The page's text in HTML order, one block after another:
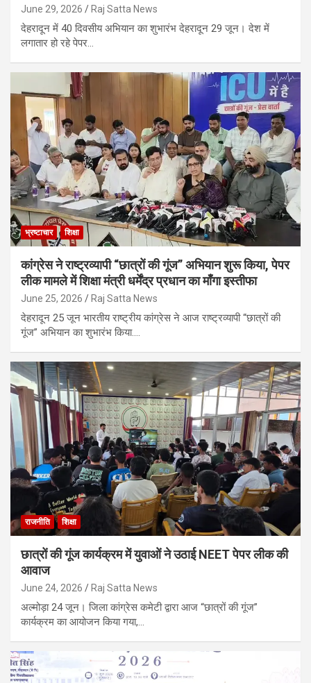
June 29, 2026 Raj Satta News
देहरादून में 40 दिवसीय अभियान का शुभारंभ देहरादून 29 जून। देश में
लगातार हो रहे पेपर…
भ्रष्टाचार शिक्षा
कांग्रेस ने राष्ट्रव्यापी “छात्रों की गूंज” अभियान शुरू किया, पेपर
लीक मामले में शिक्षा मंत्री धर्मेंद्र प्रधान का माँगा इस्तीफा
June 25, 2026 Raj Satta News
देहरादून 25 जून भारतीय राष्ट्रीय कांग्रेस ने आज राष्ट्रव्यापी “छात्रों की
गूंज” अभियान का शुभारंभ किया.…
राजनीति शिक्षा
छात्रों की गूंज कार्यक्रम में युवाओं ने उठाई NEET पेपर लीक की
आवाज
June 24, 2026 Raj Satta News
अल्मोड़ा 24 जून। जिला कांग्रेस कमेटी द्वारा आज “छात्रों की गूंज”
कार्यक्रम का आयोजन किया गया,…